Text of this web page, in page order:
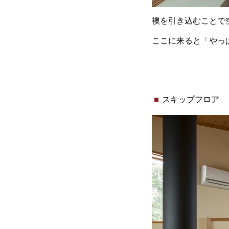
襖を引き込むことで
ここに来ると「や
スキップフロア